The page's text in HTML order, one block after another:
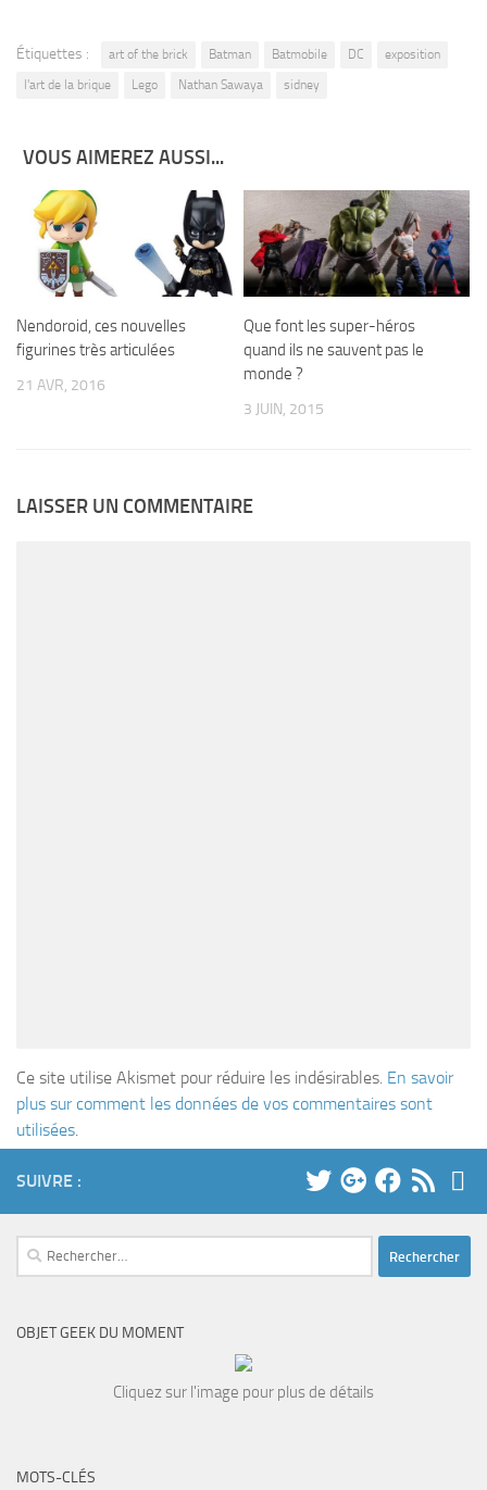
Étiquettes : art of the brick Batman Batmobile DC
exposition
l'art de la brique
Lego Nathan Sawaya sidney
VOUS AIMEREZ AUSSI...
Nendoroid, ces nouvelles
figurines très articulées
21 AVR, 2016
Que font les super-héros
quand ils ne sauvent pas le
monde ?
3 JUIN, 2015
LAISSER UN COMMENTAIRE
Ce site utilise Akismet pour réduire les indésirables. En savoir
plus sur comment les données de vos commentaires sont
utilisées.
SUIVRE :
Rechercher :
OBJET GEEK DU MOMENT
Cliquez sur l'image pour plus de détails
MOTS-CLÉS